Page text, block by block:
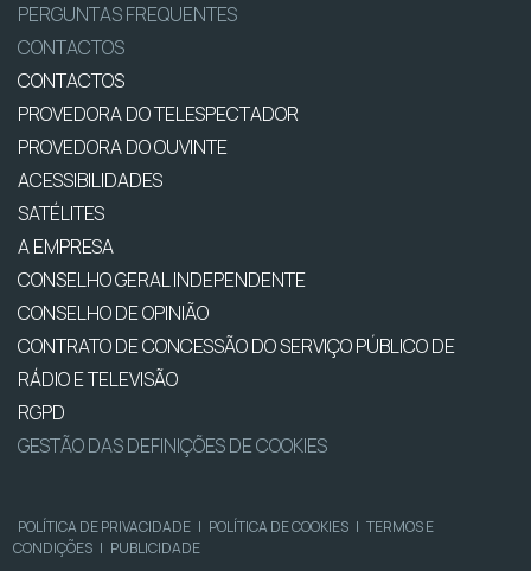
PERGUNTAS FREQUENTES
CONTACTOS
CONTACTOS
PROVEDORA DO TELESPECTADOR
PROVEDORA DO OUVINTE
ACESSIBILIDADES
SATÉLITES
A EMPRESA
CONSELHO GERAL INDEPENDENTE
CONSELHO DE OPINIÃO
CONTRATO DE CONCESSÃO DO SERVIÇO PÚBLICO DE
RÁDIO E TELEVISÃO
RGPD
GESTÃO DAS DEFINIÇÕES DE COOKIES
POLÍTICA DE PRIVACIDADE | POLÍTICA DE COOKIES | TERMOS E
CONDIÇÕES | PUBLICIDADE